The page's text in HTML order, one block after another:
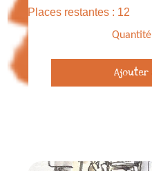
Places restantes : 12
Quantité
de
voyage
Ajouter